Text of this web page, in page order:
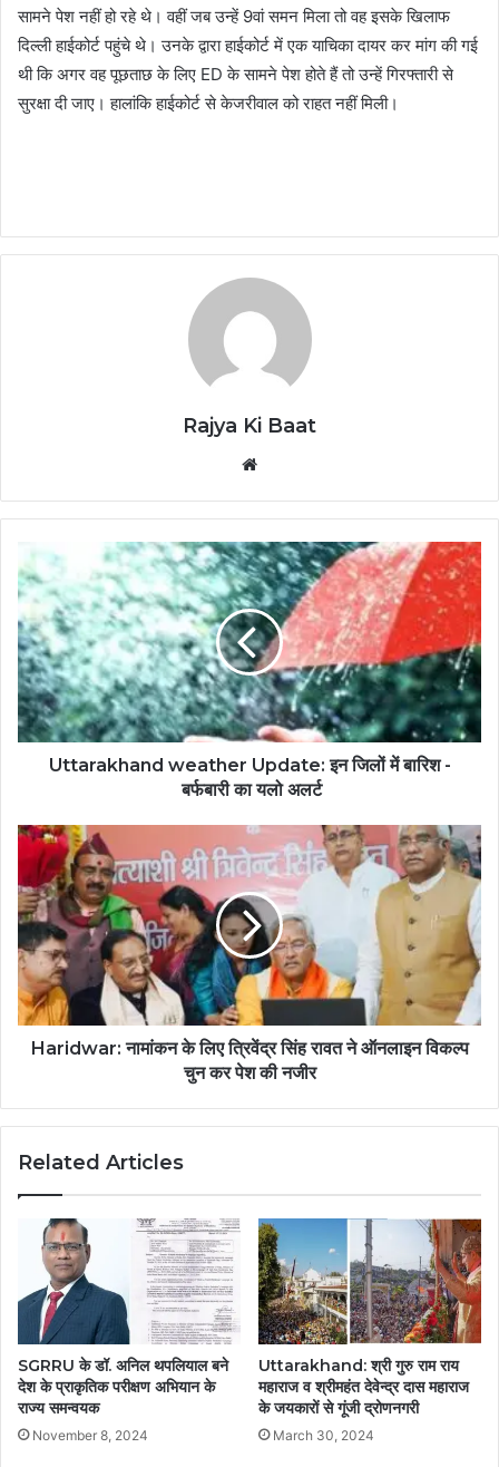
सामने पेश नहीं हो रहे थे। वहीं जब उन्हें 9वां समन मिला तो वह इसके खिलाफ
दिल्ली हाईकोर्ट पहुंचे थे। उनके द्वारा हाईकोर्ट में एक याचिका दायर कर मांग की गई
थी कि अगर वह पूछताछ के लिए ED के सामने पेश होते हैं तो उन्हें गिरफ्तारी से
सुरक्षा दी जाए। हालांकि हाईकोर्ट से केजरीवाल को राहत नहीं मिली।
Rajya Ki Baat
Uttarakhand weather Update: इन जिलों में बारिश -
बर्फबारी का यलो अलर्ट
Haridwar: नामांकन के लिए त्रिवेंद्र सिंह रावत ने ऑनलाइन विकल्प
चुन कर पेश की नजीर
Related Articles
SGRRU के डॉ. अनिल थपलियाल बने
देश के प्राकृतिक परीक्षण अभियान के
राज्य समन्वयक
November 8, 2024
Uttarakhand: श्री गुरु राम राय
महाराज व श्रीमहंत देवेन्द्र दास महाराज
के जयकारों से गूंजी द्रोणनगरी
March 30, 2024